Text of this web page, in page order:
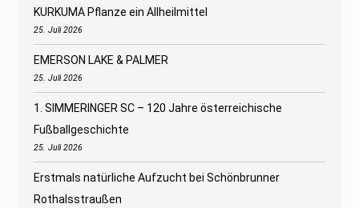
KURKUMA Pflanze ein Allheilmittel
25. Juli 2026
EMERSON LAKE & PALMER
25. Juli 2026
1. SIMMERINGER SC – 120 Jahre österreichische
Fußballgeschichte
25. Juli 2026
Erstmals natürliche Aufzucht bei Schönbrunner
Rothalsstraußen